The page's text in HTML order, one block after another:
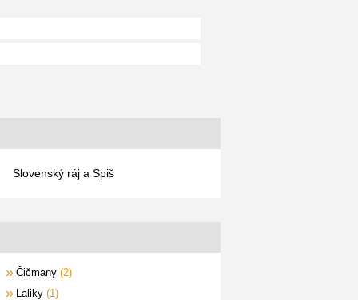
Slovenský ráj a Spiš
Čičmany 2
Laliky 1